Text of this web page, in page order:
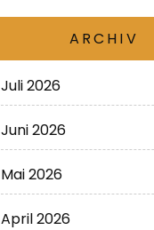
ARCHIV
Juli 2026
Juni 2026
Mai 2026
April 2026